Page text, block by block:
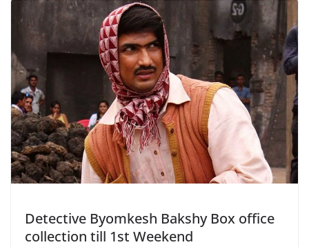
Detective Byomkesh Bakshy Box office
collection till 1st Weekend